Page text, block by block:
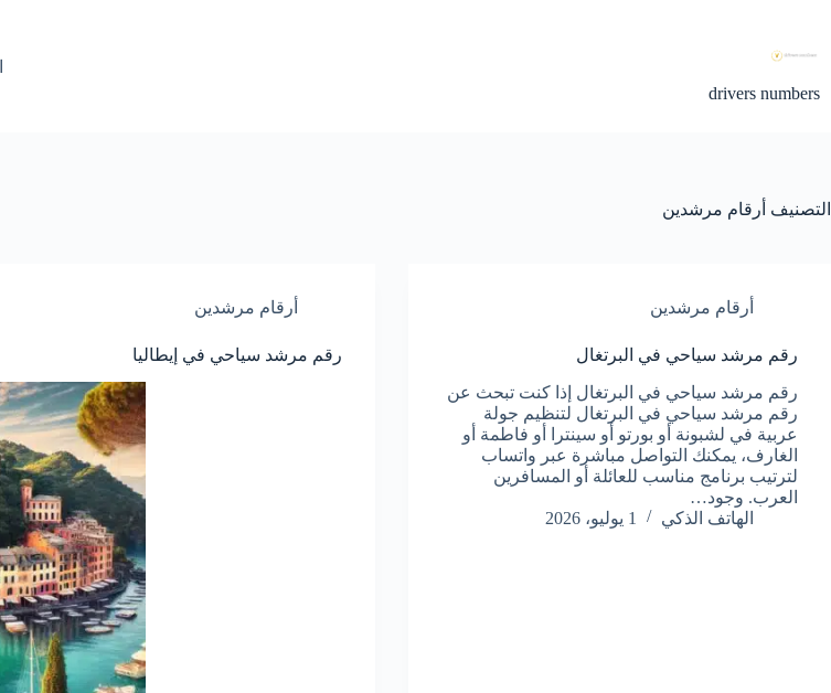
المحتوى
drivers numbers
التصنيف أرقام مرشدين
أرقام مرشدين
رقم مرشد سياحي في البرتغال
رقم مرشد سياحي في البرتغال إذا كنت تبحث عن
رقم مرشد سياحي في البرتغال لتنظيم جولة
عربية في لشبونة أو بورتو أو سينترا أو فاطمة أو
الغارف، يمكنك التواصل مباشرة عبر واتساب
لترتيب برنامج مناسب للعائلة أو المسافرين
العرب. وجود…
الهاتف الذكي
1 يوليو، 2026
أرقام مرشدين
رقم مرشد سياحي في إيطاليا